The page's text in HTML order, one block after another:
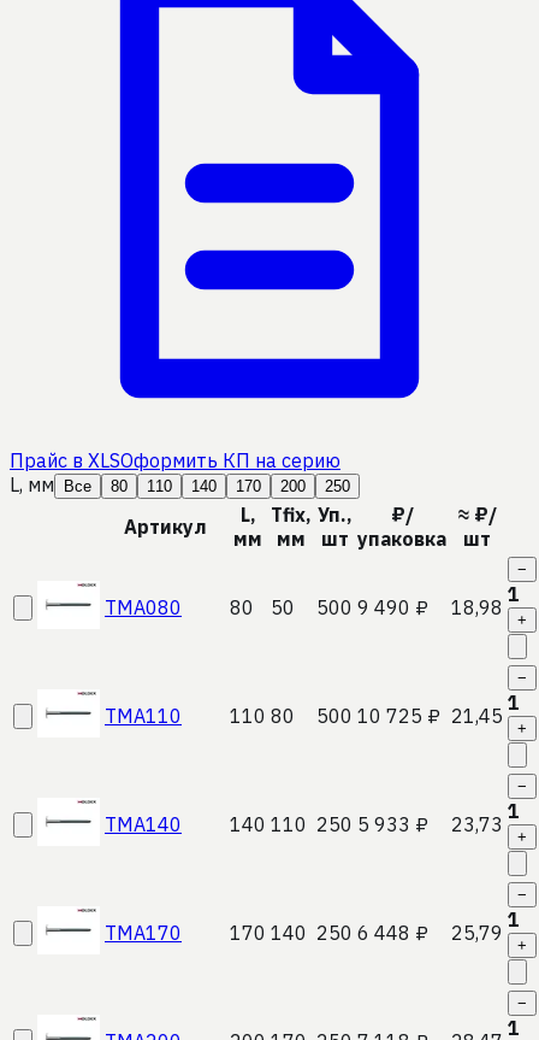
Прайс в XLSОформить КП на серию
L, мм
Все 80 110 140 170 200 250
Артикул
L,
мм
Tfix,
мм
Уп.,
шт
₽/
упаковка
≈ ₽/
шт
TMA080 80 50 500 9 490 ₽ 18,98
−
1
+
TMA110 110 80 500 10 725 ₽ 21,45
−
1
+
TMA140 140 110 250 5 933 ₽ 23,73
−
1
+
TMA170 170 140 250 6 448 ₽ 25,79
−
1
+
−
1